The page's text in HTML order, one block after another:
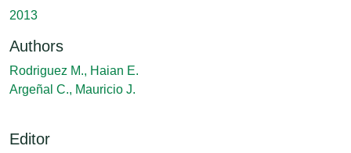
2013
Authors
Rodriguez M., Haian E.
Argeñal C., Mauricio J.
Editor